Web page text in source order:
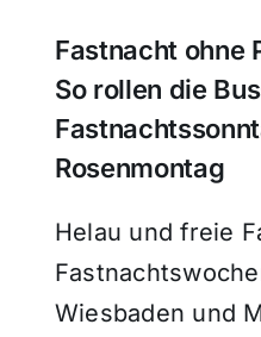
Fastnacht ohne
So rollen die
Rosenmontag
Helau und freie
Wiesbaden und